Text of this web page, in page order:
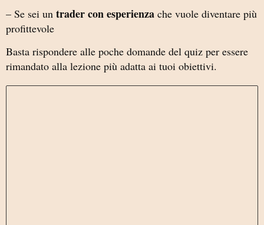
– Se sei un trader con esperienza che vuole diventare più
profittevole
Basta rispondere alle poche domande del quiz per essere
rimandato alla lezione più adatta ai tuoi obiettivi.